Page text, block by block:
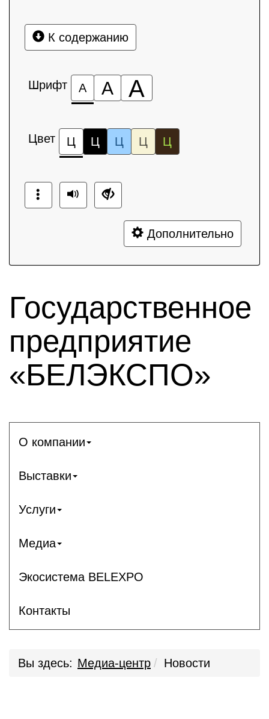
К содержанию
Шрифт А А А
Цвет Ц Ц Ц Ц Ц
Дополнительно
Государственное
предприятие
«БЕЛЭКСПО»
О компании
Выставки
Услуги
Медиа
Экосистема BELEXPO
Контакты
Вы здесь: Медиа-центр Новости